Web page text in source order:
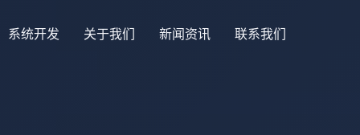
系统开发 关于我们 新闻资讯 联系我们